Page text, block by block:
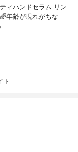
ィハンドセラム リン
年齢が現れがちな
ト